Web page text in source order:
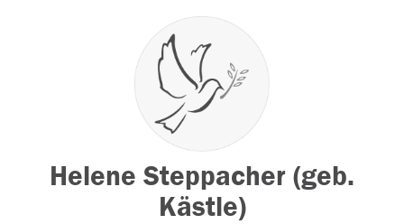
Helene Steppacher (geb.
Kästle)